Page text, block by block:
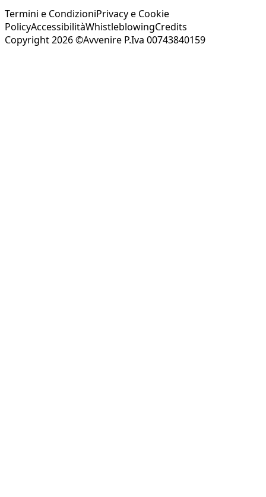
Termini e CondizioniPrivacy e Cookie
PolicyAccessibilitàWhistleblowingCredits
Copyright 2026 ©Avvenire P.Iva 00743840159